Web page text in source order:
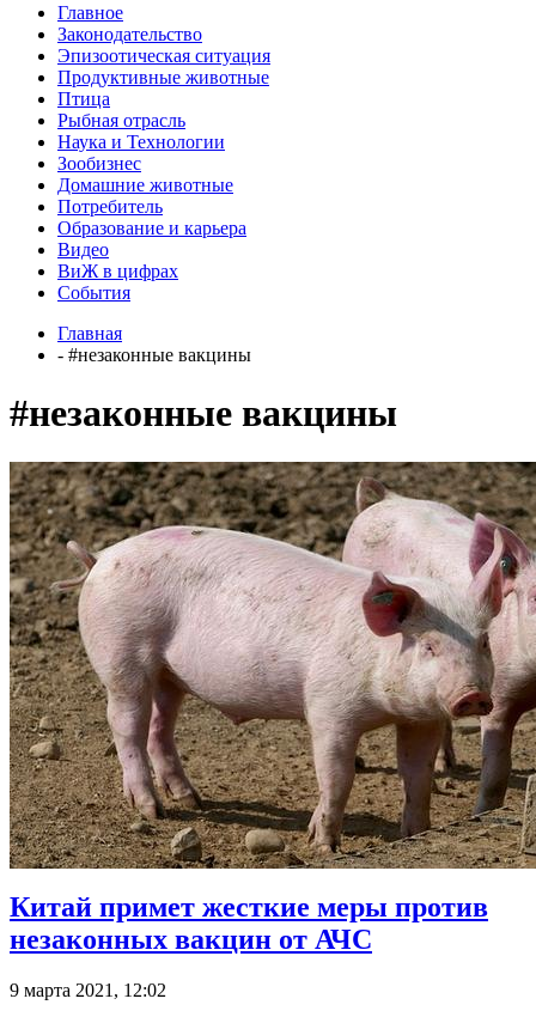
Главное
Законодательство
Эпизоотическая ситуация
Продуктивные животные
Птица
Рыбная отрасль
Наука и Технологии
Зообизнес
Домашние животные
Потребитель
Образование и карьера
Видео
ВиЖ в цифрах
События
Главная
- #незаконные вакцины
#незаконные вакцины
Китай примет жесткие меры против
незаконных вакцин от АЧС
9 марта 2021, 12:02